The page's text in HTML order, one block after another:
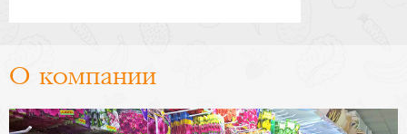
О компании